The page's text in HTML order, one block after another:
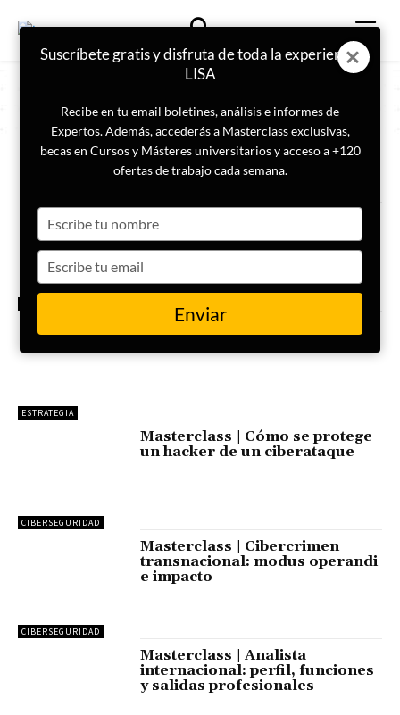
ETIQUETA
Salidas profesionales
Masterclass | Trabajar en
estrategia y prospectiva: salidas
profesionales, funciones clave
y perfiles más buscados
ESTRATEGIA
Masterclass | Análisis causal
CIBERSEGURIDAD
Masterclass | Cómo se protege
un hacker de un ciberataque
CIBERSEGURIDAD
Masterclass | Cibercrimen
transnacional: modus operandi
e impacto
Masterclass | Analista
internacional: perfil, funciones
y salidas profesionales
Suscríbete gratis y disfruta de toda la experiencia
LISA
Recibe en tu email boletines, análisis e informes de
Expertos. Además, accederás a Masterclass exclusivas,
becas en Cursos y Másteres universitarios y acceso a +120
ofertas de trabajo cada semana.
your
name
your
email
Enviar